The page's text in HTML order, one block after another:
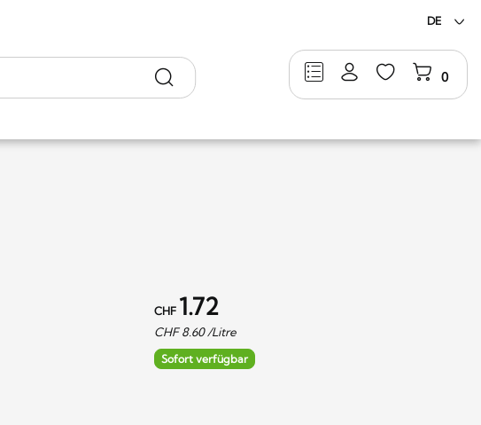
DE
0
Suche
CHF 1.72
CHF8.60/Litre
Sofort verfügbar